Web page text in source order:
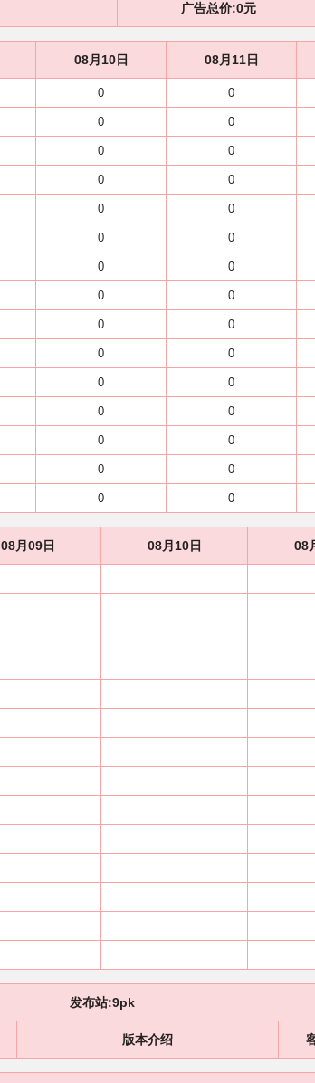
广告总价:0元
08月10日 08月11日
0 0
0 0
0 0
0 0
0 0
0 0
0 0
0 0
0 0
0 0
0 0
0 0
0 0
0 0
0 0
08月09日 08月10日 08
发布站:9pk
版本介绍